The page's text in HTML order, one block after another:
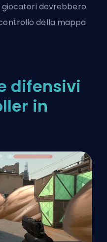
giocatori dovrebbero
della mappa
difensivi
in